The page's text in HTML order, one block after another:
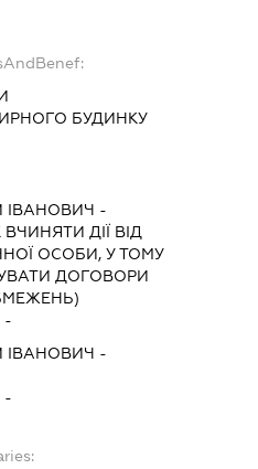
БУДИНКУ
ІВАНОВИЧ -
ВЧИНЯТИ ДІЇ ВІД
ОСОБИ, У ТОМУ
ДОГОВОРИ
-
ІВАНОВИЧ -
-